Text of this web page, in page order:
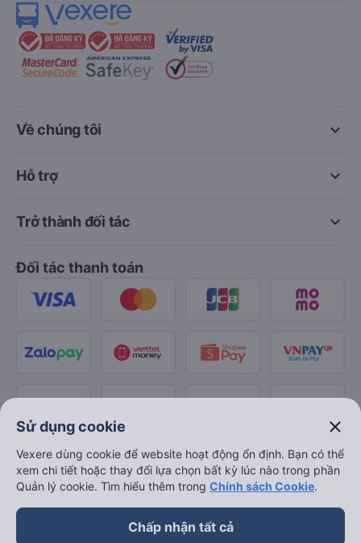
keyboard_arrow_down
Về chúng tôi
keyboard_arrow_down
Hỗ trợ
keyboard_arrow_down
Trở thành đối tác
Đối tác thanh toán
Sử dụng cookie close
Vexere dùng cookie để website hoạt động ổn định. Bạn có thể
xem chi tiết hoặc thay đổi lựa chọn bất kỳ lúc nào trong phần
Quản lý cookie. Tìm hiểu thêm trong Chính sách Cookie.
Chấp nhận tất cả